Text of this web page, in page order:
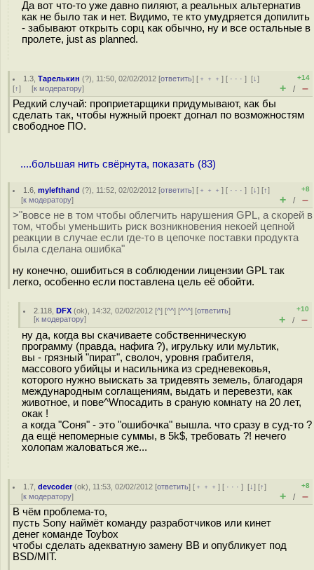
Да вот что-то уже давно пиляют, а реальных альтернатив
как не было так и нет. Видимо, те кто умудряется допилить
- забывают открыть сорц как обычно, ну и все остальные в
пролете, just as planned.
1.3 ,Тарелькин (?), 11:50, 02/02/2012 [ответить] [ ﹢﹢﹢] [ · · ·][↓]
[↑] [к модератору]
+14
+ / –
Редкий случай: проприетарщики придумывают, как бы
сделать так, чтобы нужный проект догнал по возможностям
свободное ПО.
....большая нить свёрнута, показать (83)
1.6 ,mylefthand (?), 11:52, 02/02/2012 [ответить] [ ﹢﹢﹢] [ · · ·][↓] [↑]
[к модератору]
+8
+ / –
>"вовсе не в том чтобы облегчить нарушения GPL, а скорей в
том, чтобы уменьшить риск возникновения некоей цепной
реакции в случае если где-то в цепочке поставки продукта
была сделана ошибка"
ну конечно, ошибиться в соблюдении лицензии GPL так
легко, особенно если поставлена цель её обойти.
2.118 ,DFX (ok), 14:32, 02/02/2012 [^] [^^] [^^^] [ответить]
[к модератору]
+10
+ / –
ну да, когда вы скачиваете собственническую
программу (правда, нафига ?), игрульку или мультик,
вы - грязный "пират", сволоч, уровня грабителя,
массового убийцы и насильника из средневековья,
которого нужно выискать за тридевять земель, благодаря
международным соглащениям, выдать и перевезти, как
животное, и пове^Wпосадить в сраную комнату на 20 лет,
окак !
а когда "Соня" - это "ошибочка" вышла. что сразу в суд-то ?
да ещё непомерные суммы, в 5k$, требовать ?! нечего
холопам жаловаться же...
1.7 ,devcoder(ok), 11:53, 02/02/2012 [ответить] [ ﹢﹢﹢] [ · · ·][↓] [↑]
[к модератору]
+8
+ / –
В чём проблема-то,
пусть Sony наймёт команду разработчиков или кинет
денег команде Toybox
чтобы сделать адекватную замену BB и опубликует под
BSD/MIT.